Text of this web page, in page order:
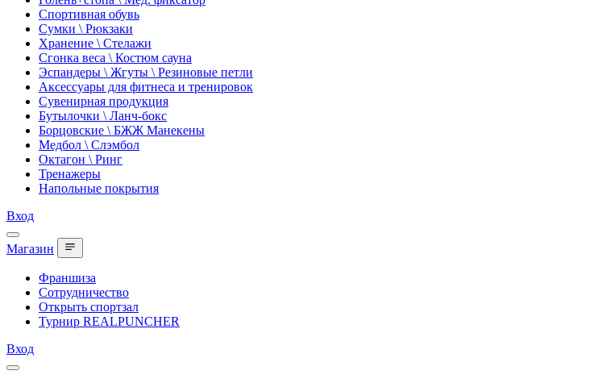
Спортивная обувь
Сумки \ Рюкзаки
Хранение \ Стелажи
Сгонка веса \ Костюм сауна
Эспандеры \ Жгуты \ Резиновые петли
Аксессуары для фитнеса и тренировок
Сувенирная продукция
Бутылочки \ Ланч-бокс
Борцовские \ БЖЖ Манекены
Медбол \ Слэмбол
Октагон \ Ринг
Тренажеры
Напольные покрытия
Вход
Магазин
Франшиза
Сотрудничество
Открыть спортзал
Турнир REALPUNCHER
Вход